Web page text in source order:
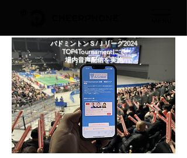
バドミントンＳ/Ｊリーグ2024
TOP4Tournamentにて
場内音声配信を実施